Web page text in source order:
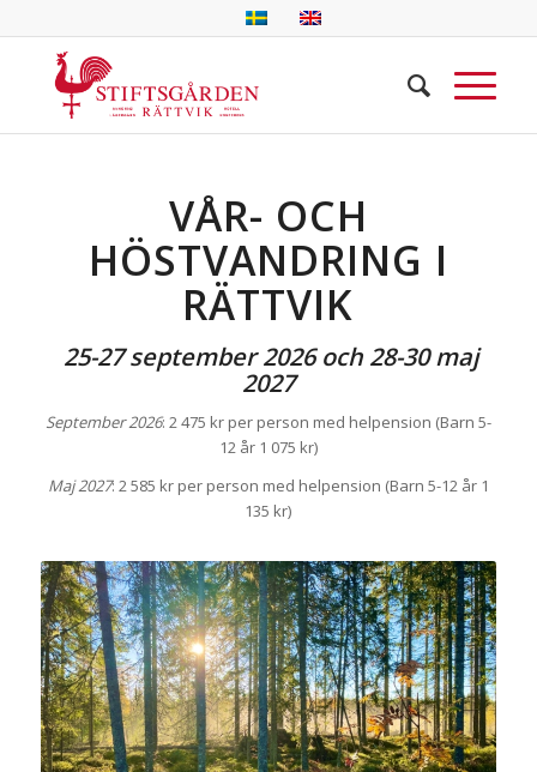
VÅR- OCH
HÖSTVANDRING I
RÄTTVIK
25-27 september 2026 och 28-30 maj
2027
September 2026: 2 475 kr per person med helpension (Barn 5-
12 år1 075 kr)
Maj 2027: 2 585 kr per person med helpension (Barn 5-12 år 1
135 kr)